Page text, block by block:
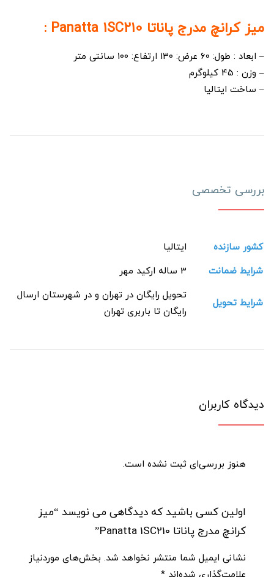
میز کرانچ مدرج پاناتا Panatta 1SC210 :
– ابعاد : طول: 60 عرض: 130 ارتفاع: 100 سانتی متر
– وزن : 45 کیلوگرم
– ساخت ایتالیا
بررسی تخصصی
کشور سازنده
ایتالیا
شرایط ضمانت
3 ساله ارکید مهر
شرایط تحویل
تحویل رایگان در تهران و در شهرستان ارسال
رایگان تا باربری تهران
دیدگاه کاربران
هنوز بررسی‌ای ثبت نشده است.
اولین کسی باشید که دیدگاهی می نویسد “میز
کرانچ مدرج پاناتا Panatta 1SC210”
نشانی ایمیل شما منتشر نخواهد شد. بخش‌های موردنیاز